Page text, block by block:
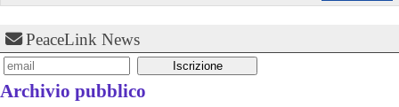
PeaceLink News
Archivio pubblico